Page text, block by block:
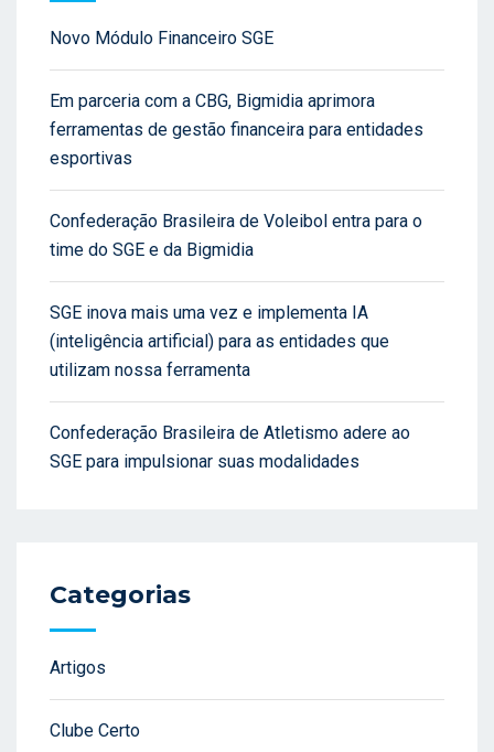
Novo Módulo Financeiro SGE
Em parceria com a CBG, Bigmidia aprimora
ferramentas de gestão financeira para entidades
esportivas
Confederação Brasileira de Voleibol entra para o
time do SGE e da Bigmidia
SGE inova mais uma vez e implementa IA
(inteligência artificial) para as entidades que
utilizam nossa ferramenta
Confederação Brasileira de Atletismo adere ao
SGE para impulsionar suas modalidades
Categorias
Artigos
Clube Certo